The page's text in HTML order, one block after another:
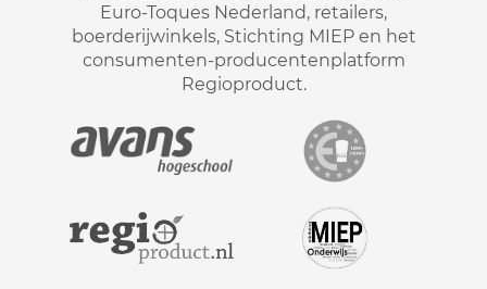
Euro-Toques Nederland, retailers,
boerderijwinkels, Stichting MIEP en het
consumenten-producentenplatform
Regioproduct.